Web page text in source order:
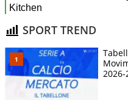
SPORT TREND
2026-